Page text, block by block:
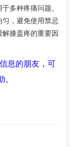
多种疼痛问题。
，避免使用禁忌
膝盖疼的重要因
息的朋友，可
。